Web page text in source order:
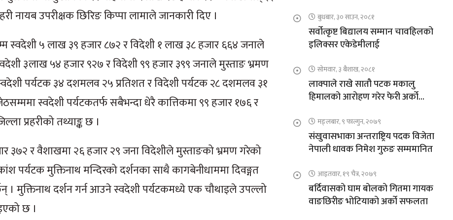
नायब उपरीक्षक छिरिङ किप्पा लामाले जानकारी दिए ।
५ लाख ३९ हजार ८७२ र विदेशी १ लाख ३८ हजार ६६४ जनाले
३लाख ५४ हजार ९२७ र विदेशी ९९ हजार ३९९ जनाले मुस्ताङ भ्रमण
पर्यटक ३४ दशमलव २५ प्रतिशत र विदेशी पर्यटक २८ दशमलव ३१
स्वदेशी पर्यटकतर्फ सबैभन्दा धेरै कात्तिकमा ९९ हजार १७६ र
प्रहरीको तथ्याङ्क छ ।
३७२ र वैशाखमा २६ हजार २९ जना विदेशीले मुस्ताङको भ्रमण गरेको
पर्यटक मुक्तिनाथ मन्दिरको दर्शनका साथै कागबेनीधाममा दिवङ्गत
। मुक्तिनाथ दर्शन गर्न आउने स्वदेशी पर्यटकमध्ये एक चौथाइले उपल्लो
छ ।
बुधबार, ३० साउन, २०८१
सर्वोत्कृष्ट बिद्यालय सम्मान चावहिलको
इलिक्सर एकेडेमीलाई
सोमवार, ३ बैशाख, २०८१
लाक्पाले राखे सातौ पटक मकालु
हिमालको आरोहण गरेर फेरी अर्को
मङ्लबार, ९ फाल्गुन, २०७९
संखुवासभाका अन्तराष्ट्रिय पदक विजेता
नेपाली धावक निमेश गुरुङ सम्ममानित
आइतवार, १९ चैत्र, २०७९
बर्दिवासको घाम बोलको गितमा गायक
वाङछिरीङ भोटियाको अर्को सफलता